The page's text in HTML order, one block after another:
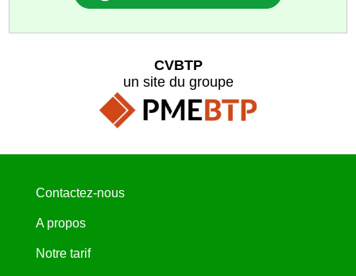
CVBTP
un site du groupe
Contactez-nous
A propos
Notre tarif